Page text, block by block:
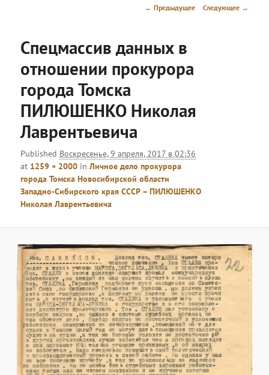
Навигация
← Предыдущее Следующее →
Спецмассив данных в
отношении прокурора
города Томска
ПИЛЮШЕНКО Николая
Лаврентьевича
Published Воскресенье, 9 апреля, 2017 в 02:36
at 1259 × 2000 inЛичное дело прокурора
города Томска Новосибирской области
Западно-Сибирского края СССР – ПИЛЮШЕНКО
Николая Лаврентьевича